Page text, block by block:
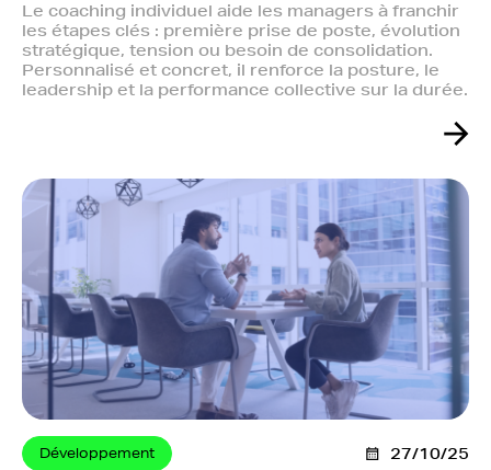
Le coaching individuel aide les managers à franchir
les étapes clés : première prise de poste, évolution
stratégique, tension ou besoin de consolidation.
Personnalisé et concret, il renforce la posture, le
leadership et la performance collective sur la durée.
Développement 27/10/25